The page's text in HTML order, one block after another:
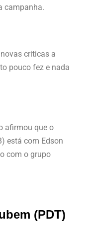
campanha.
criticas a
pouco fez e nada
afirmou que o
está com Edson
com o grupo
(PDT)